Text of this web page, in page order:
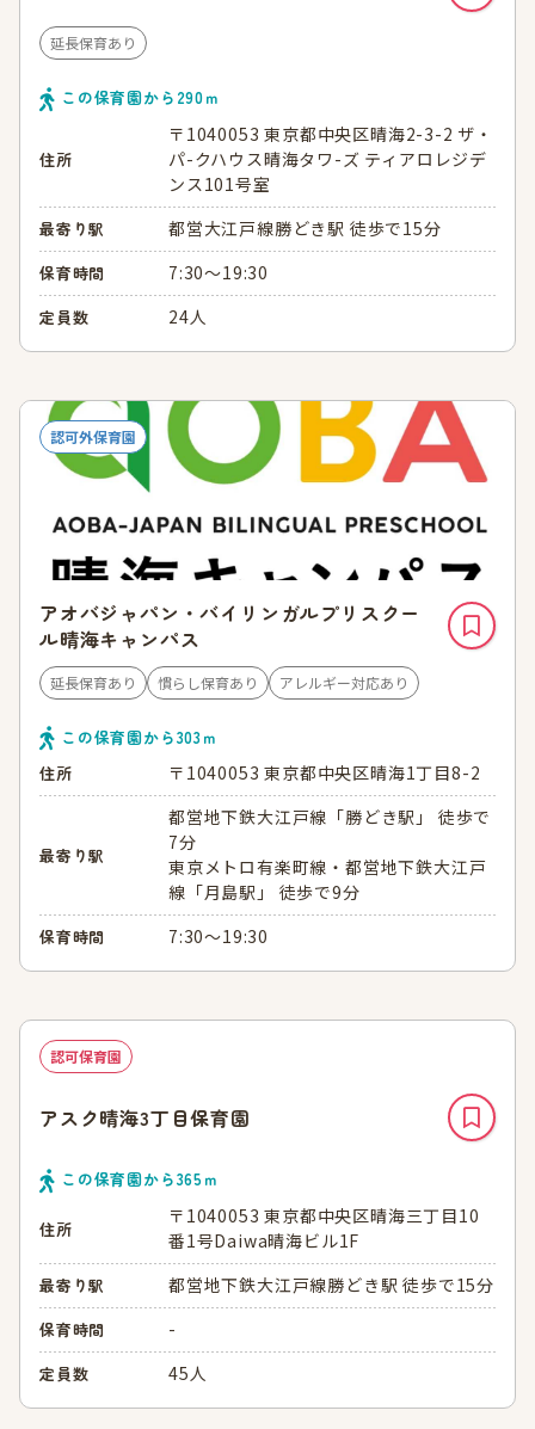
延長保育あり
この保育園から 290ｍ
住所
〒1040053 東京都中央区晴海2-3-2 ザ・
パ-クハウス晴海タワ-ズ ティアロレジデ
ンス101号室
最寄り駅 都営大江戸線勝どき駅 徒歩で15分
保育時間 7:30～19:30
定員数 24人
認可外保育園
アオバジャパン・バイリンガルプリスクー
ル晴海キャンパス
延長保育あり 慣らし保育あり アレルギー対応あり
この保育園から303ｍ
住所
〒1040053 東京都中央区晴海1丁目8-2
最寄り駅
都営地下鉄大江戸線「勝どき駅」 徒歩で
7分
東京メトロ有楽町線・都営地下鉄大江戸
線「月島駅」 徒歩で9分
保育時間 7:30～19:30
認可保育園
アスク晴海3丁目保育園
この保育園から365ｍ
住所
〒1040053 東京都中央区晴海三丁目10
番1号Daiwa晴海ビル1F
最寄り駅 都営地下鉄大江戸線勝どき駅 徒歩で15分
保育時間 -
定員数 45人